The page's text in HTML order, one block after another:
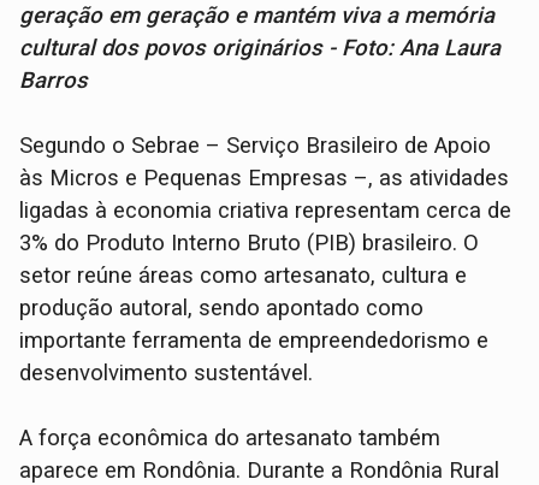
geração em geração e mantém viva a memória
cultural dos povos originários - Foto: Ana Laura
Barros
Segundo o Sebrae – Serviço Brasileiro de Apoio
às Micros e Pequenas Empresas –, as atividades
ligadas à economia criativa representam cerca de
3% do Produto Interno Bruto (PIB) brasileiro. O
setor reúne áreas como artesanato, cultura e
produção autoral, sendo apontado como
importante ferramenta de empreendedorismo e
desenvolvimento sustentável.
A força econômica do artesanato também
aparece em Rondônia. Durante a Rondônia Rural